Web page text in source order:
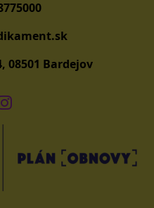
08501 Bardejov